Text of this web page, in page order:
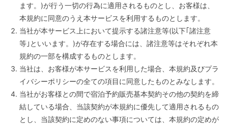
ます。)が行う一切の行為に適用されるものとし、お客様は、
本規約に同意のうえ本サービスを利用するものとします。
当社が本サービス上において提示する諸注意等(以下｢諸注意
等｣といいます。)が存在する場合には、諸注意等はそれぞれ本
規約の一部を構成するものとします。
当社は、お客様が本サービスを利用した場合、本規約及びプラ
イバシーポリシーの全ての項目に同意したものとみなします。
当社がお客様との間で宿泊予約販売基本契約その他の契約を締
結している場合、当該契約が本規約に優先して適用されるもの
とし、当該契約に定めのない事項については、本規約の定めが